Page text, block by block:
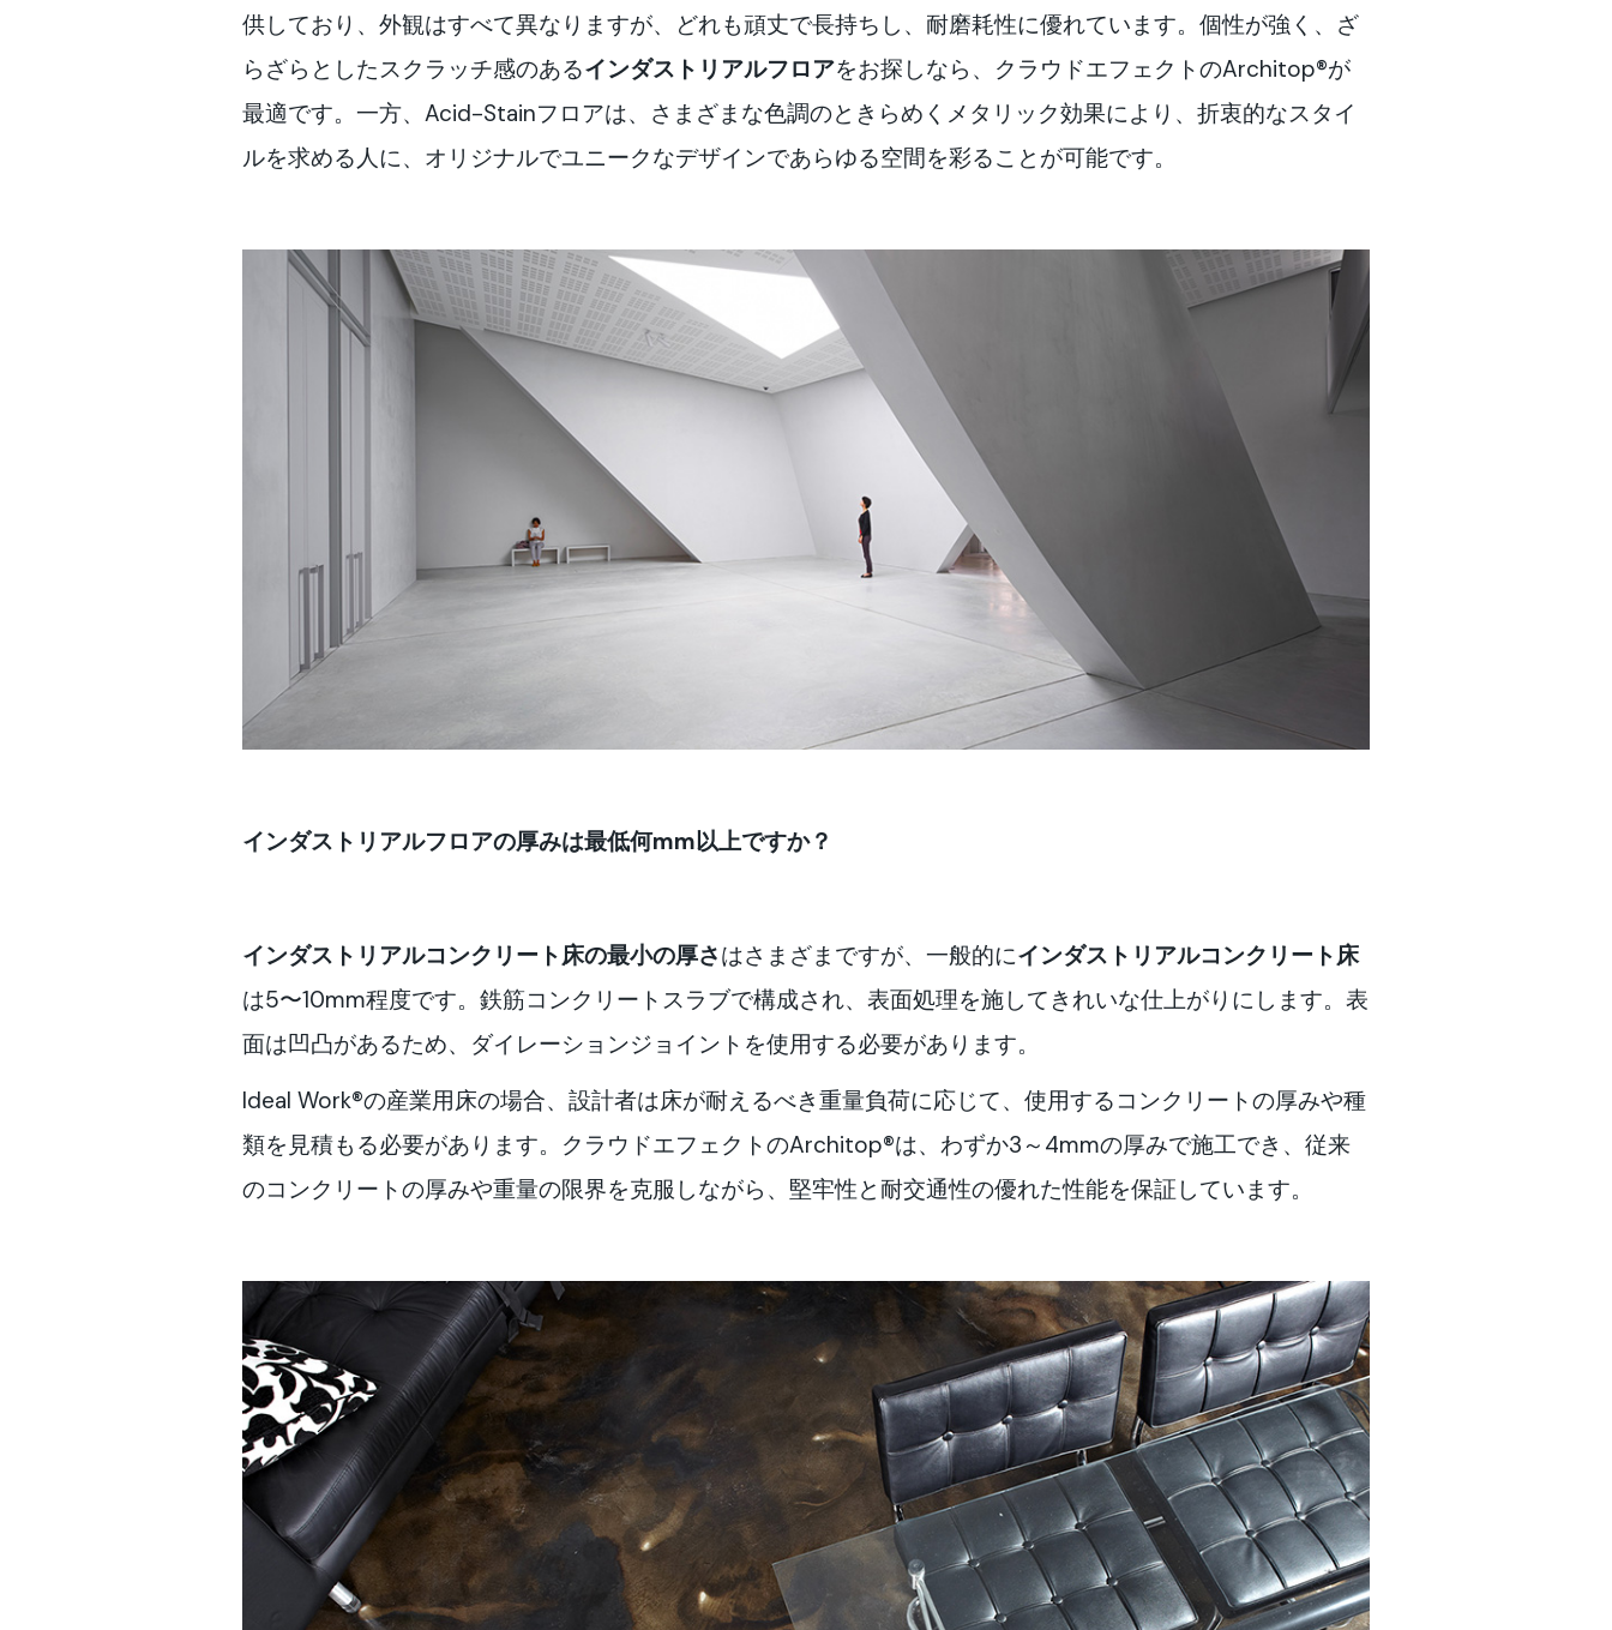
供しており、外観はすべて異なりますが、どれも頑丈で長持ちし、耐磨耗性に優れています。個性が強く、ざ
らざらとしたスクラッチ感のあるインダストリアルフロアをお探しなら、クラウドエフェクトのArchitop®が
最適です。一方、Acid-Stainフロアは、さまざまな色調のときらめくメタリック効果により、折衷的なスタイ
ルを求める人に、オリジナルでユニークなデザインであらゆる空間を彩ることが可能です。
インダストリアルフロアの厚みは最低何mm以上ですか？
インダストリアルコンクリート床の最小の厚さはさまざまですが、一般的にインダストリアルコンクリート床
は5〜10mm程度です。鉄筋コンクリートスラブで構成され、表面処理を施してきれいな仕上がりにします。表
面は凹凸があるため、ダイレーションジョイントを使用する必要があります。
Ideal Work®の産業用床の場合、設計者は床が耐えるべき重量負荷に応じて、使用するコンクリートの厚みや種
類を見積もる必要があります。クラウドエフェクトのArchitop®は、わずか3～4mmの厚みで施工でき、従来
のコンクリートの厚みや重量の限界を克服しながら、堅牢性と耐交通性の優れた性能を保証しています。